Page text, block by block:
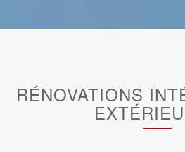
RÉNOVATIONS